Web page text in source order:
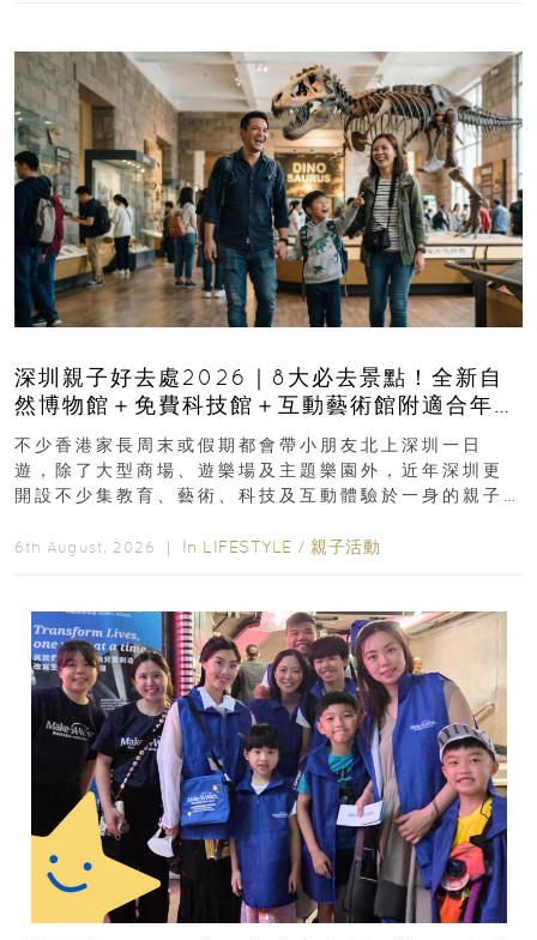
深圳親子好去處2026｜8大必去景點！全新自
然博物館＋免費科技館＋互動藝術館附適合年
齡、交通、門票、開放時間
不少香港家長周末或假期都會帶小朋友北上深圳一日
遊，除了大型商場、遊樂場及主題樂園外，近年深圳更
開設不少集教育、藝術、科技及互動體驗於一身的親子
6th August, 2026 ｜ In LIFESTYLE / 親子活動